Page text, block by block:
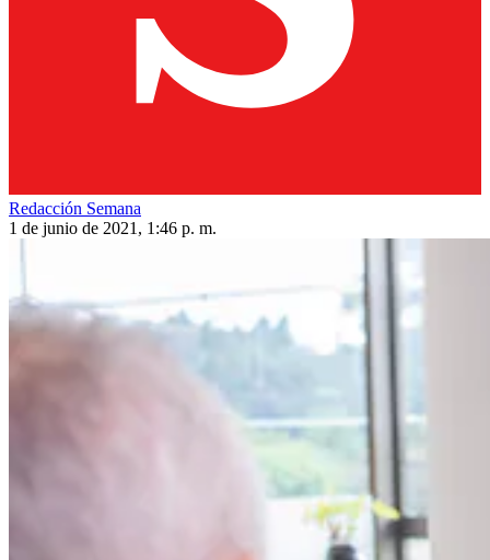
Redacción Semana
1 de junio de 2021, 1:46 p. m.